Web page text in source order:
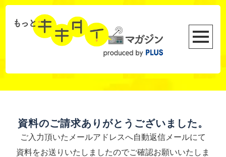
資料のご請求ありがとうございました。
ご入力頂いたメールアドレスへ自動返信メールにて
資料をお送りいたしましたのでご確認お願いいたしま